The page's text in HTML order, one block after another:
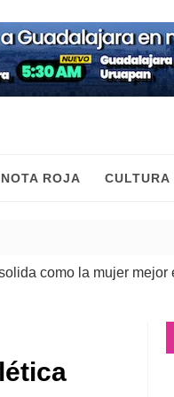
NOTA ROJA CULTURA
la mujer mejor